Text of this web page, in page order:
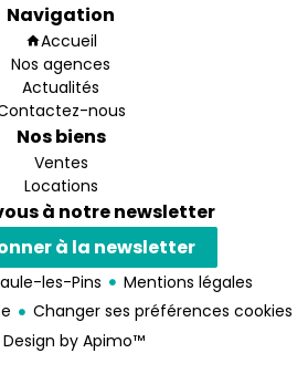
Navigation
Accueil
Nos agences
Actualités
nous
Nos biens
Ventes
Locations
à notre newsletter
à la newsletter
les-Pins
Mentions légales
Changer ses préférences cookies
Design by Apimo™